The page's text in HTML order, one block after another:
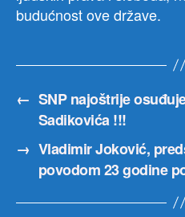
budućnost ove države.
← SNP najoštrije
Sadikovića !!!
→ Vladimir Joković,
povodom 23 godine